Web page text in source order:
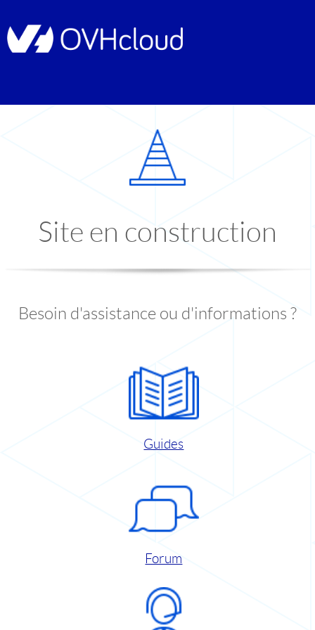
Site en construction
Besoin d'assistance ou d'informations ?
Guides
Forum